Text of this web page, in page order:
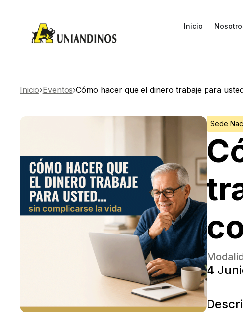
Inicio
Inicio Eventos Cómo hacer que el dinero trabaje para
Sede
4